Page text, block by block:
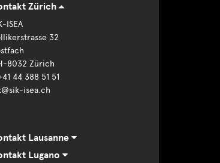
Zürich
ISEA
32
8032 Zürich
44 388 51 51
isea.ch
Lausanne
Lugano